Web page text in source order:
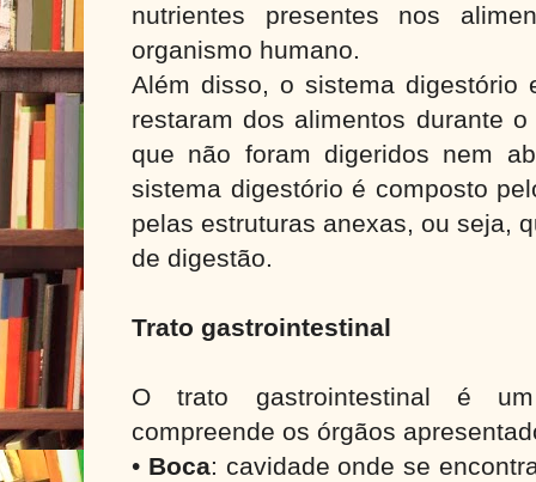
nutrientes presentes nos
organismo humano.
Além disso, o sistema digestório
restaram dos alimentos durante
que não foram digeridos nem
sistema digestório é composto
pelas estruturas anexas, ou seja,
de digestão.
Trato gastrointestinal
O trato gastrointestinal é
compreende os órgãos
• Boca: cavidade onde se